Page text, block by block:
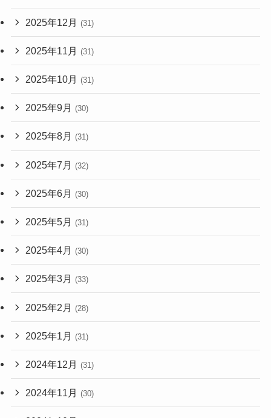
2025年12月 (31)
2025年11月 (31)
2025年10月 (31)
2025年9月 (30)
2025年8月 (31)
2025年7月 (32)
2025年6月 (30)
2025年5月 (31)
2025年4月 (30)
2025年3月 (33)
2025年2月 (28)
2025年1月 (31)
2024年12月 (31)
2024年11月 (30)